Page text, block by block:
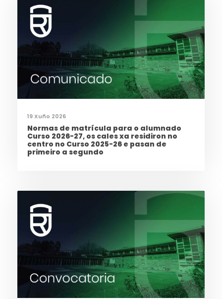
19 Xuño 2026
Normas de matrícula para o alumnado
Curso 2026-27, os cales xa residiron no
centro no Curso 2025-26 e pasan de
primeiro a segundo